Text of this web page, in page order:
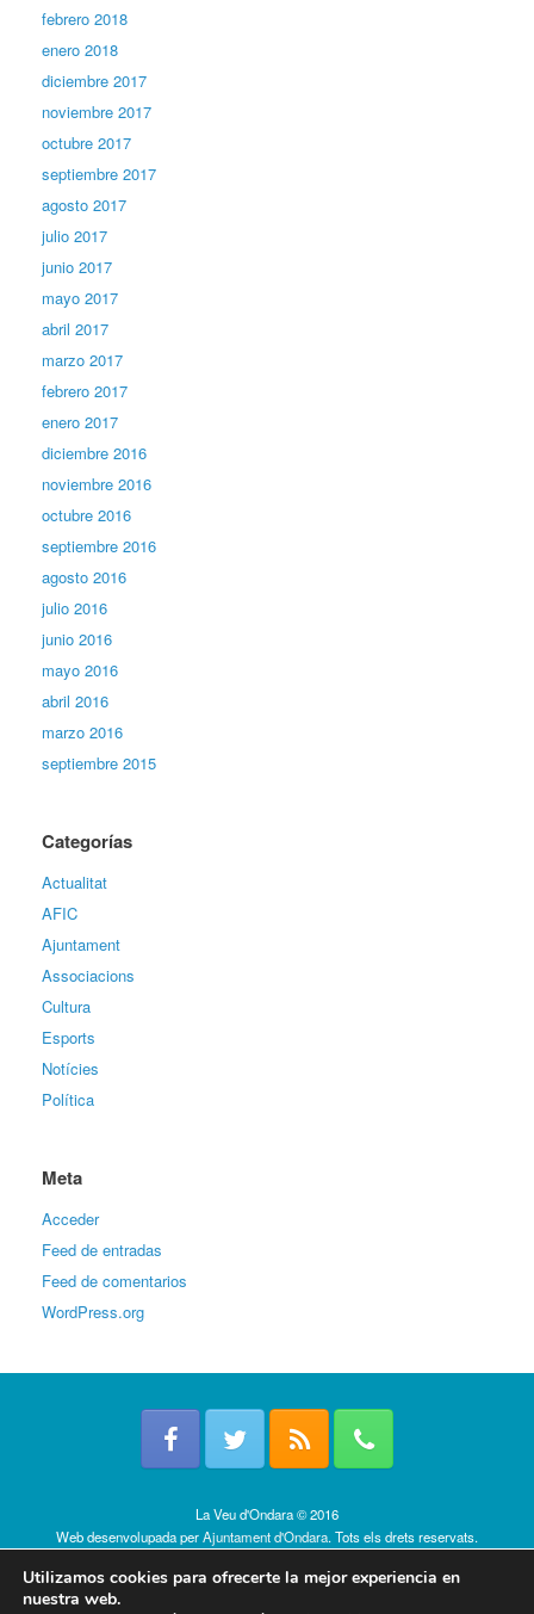
febrero 2018
enero 2018
diciembre 2017
noviembre 2017
octubre 2017
septiembre 2017
agosto 2017
julio 2017
junio 2017
mayo 2017
abril 2017
marzo 2017
febrero 2017
enero 2017
diciembre 2016
noviembre 2016
octubre 2016
septiembre 2016
agosto 2016
julio 2016
junio 2016
mayo 2016
abril 2016
marzo 2016
septiembre 2015
Categorías
Actualitat
AFIC
Ajuntament
Associacions
Cultura
Esports
Notícies
Política
Meta
Acceder
Feed de entradas
Feed de comentarios
WordPress.org
La Veu d'Ondara © 2016
Web desenvolupada perAjuntament d'Ondara. Tots els drets reservats.
Utilizamos cookies para ofrecerte la mejor experiencia en
nuestra web.